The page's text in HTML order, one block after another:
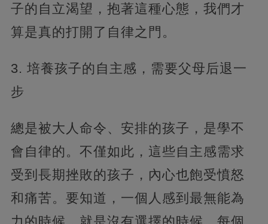
子的自立渴望，抱著這種心態，我們才
算是真的打開了自律之門。
3. 培養孩子的自主感，需要父母后退一
步
總是被大人命令、安排的孩子，是學不
會自律的。不僅如此，這些自主感需求
受到長期挫敗的孩子，內心也飽受憤怒
和痛苦。要知道，一個人感到最無能為